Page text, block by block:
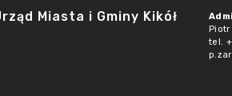
Miasta i Gminy Kikół
Piotr
tel.